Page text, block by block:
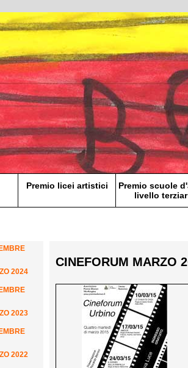
Premio licei artistici
Premio scuole
livello
2024
2023
2022
CINEFORUM MARZO